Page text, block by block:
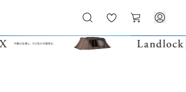
気
に
ー
ト